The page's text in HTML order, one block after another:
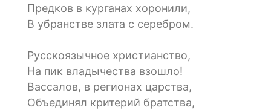
Предков в курганах хоронили,
В убранстве злата с серебром.
Русскоязычное христианство,
На пик владычества взошло!
Вассалов, в регионах царства,
Объединял критерий братства,